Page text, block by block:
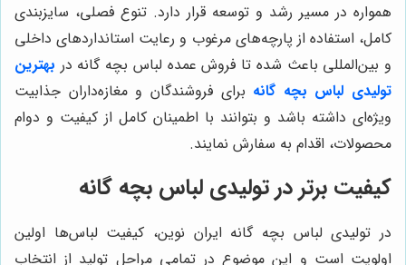
همواره در مسیر رشد و توسعه قرار دارد. تنوع فصلی، سایزبندی
کامل، استفاده از پارچه‌های مرغوب و رعایت استانداردهای داخلی
و بین‌المللی باعث شده تا فروش عمده لباس بچه گانه در بهترین
تولیدی لباس بچه گانه برای فروشندگان و مغازه‌داران جذابیت
ویژه‌ای داشته باشد و بتوانند با اطمینان کامل از کیفیت و دوام
محصولات، اقدام به سفارش نمایند.
کیفیت برتر در تولیدی لباس بچه گانه
در تولیدی لباس بچه گانه ایران نوین، کیفیت لباس‌ها اولین
اولویت است و این موضوع در تمامی مراحل تولید از انتخاب